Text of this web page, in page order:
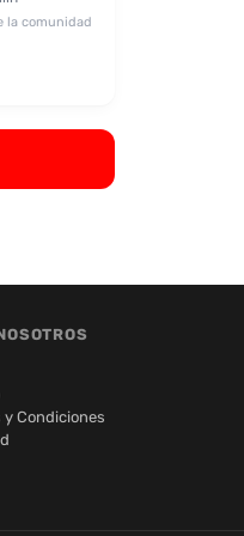
la comunidad
y Condiciones